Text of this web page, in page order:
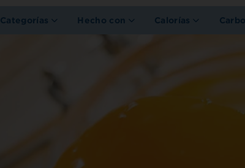
Categorías Hecho con Calorías